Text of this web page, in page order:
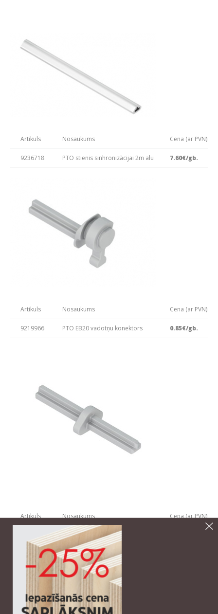
Artikuls Nosaukums Cena (ar PVN)
9236718 PTO stienis sinhronizācijai 2m alu 7.60€/gb.
Artikuls Nosaukums Cena (ar PVN)
9219966 PTO EB20 vadotņu konektors 0.85€/gb.
Artikuls Nosaukums Cena (ar PVN)
PTO stieņa vidējais savienojums
Izgatavojot atvilktnes no HETTICH Q vadotnēm,
elegantu un vieglu izskatu iegūt varēsiet,
12mm materiālu!